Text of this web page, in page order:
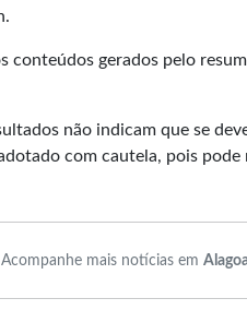
conteúdos gerados pelo
não indicam que se
com cautela, pois
Acompanhe mais notícias em